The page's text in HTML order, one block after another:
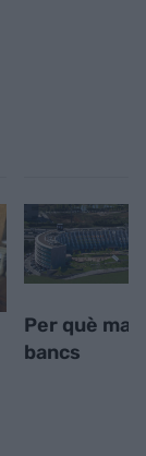
Per què
bancs